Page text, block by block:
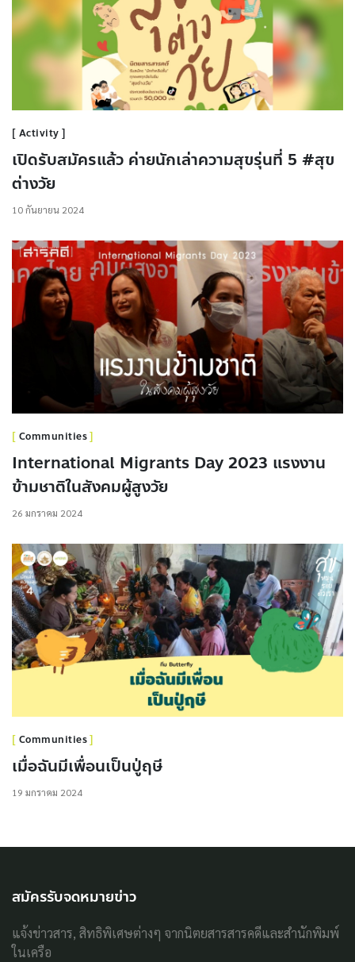
Activity
เปิดรับสมัครแล้ว ค่ายนักเล่าความสุขรุ่นที่ 5 #สุข
ต่างวัย
10 กันยายน 2024
Communities
International Migrants Day 2023 แรงงาน
ข้ามชาติในสังคมผู้สูงวัย
26 มกราคม 2024
Communities
เมื่อฉันมีเพื่อนเป็นปู่ฤษี
19 มกราคม 2024
สมัครรับจดหมายข่าว
แจ้งข่าวสาร, สิทธิพิเศษต่างๆ จากนิตยสารสารคดีและสำนักพิมพ์
ในเครือ